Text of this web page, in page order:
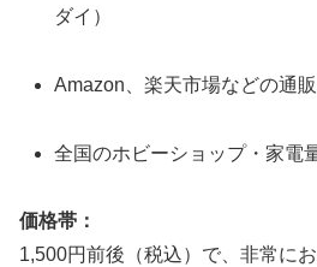
ダイ）
Amazon、楽天市場などの通
全国のホビーショップ・家電
価格帯：
1,500円前後（税込）で、非常に